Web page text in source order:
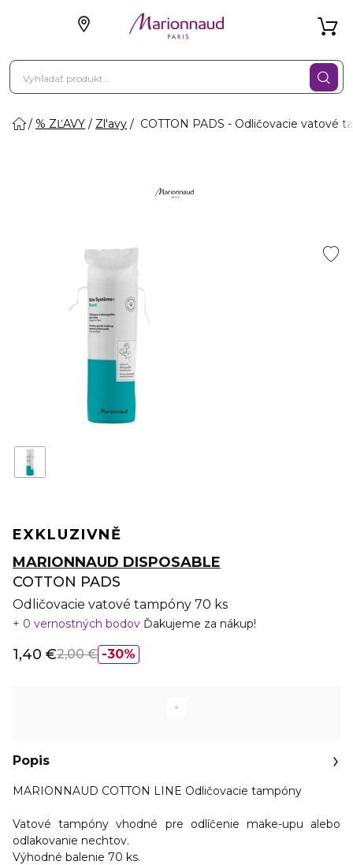
% ZĽAVY Zl'avy COTTON PADS - Odličovacie vatové
EXKLUZIVNĚ
MARIONNAUD DISPOSABLE
COTTON PADS
Odličovacie vatové tampóny 70 ks
0 vernostných bodov Ďakujeme za nákup!
30%
1,40 €2,00 €
Popis
MARIONNAUD COTTON LINE Odličovacie tampóny
Vatové tampóny vhodné pre odlíčenie make-upu alebo
odlakovanie nechtov.
Výhodné balenie 70 ks.